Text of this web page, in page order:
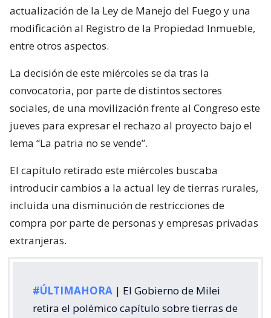
actualización de la Ley de Manejo del Fuego y una
modificación al Registro de la Propiedad Inmueble,
entre otros aspectos.
La decisión de este miércoles se da tras la
convocatoria, por parte de distintos sectores
sociales, de una movilización frente al Congreso este
jueves para expresar el rechazo al proyecto bajo el
lema “La patria no se vende”.
El capítulo retirado este miércoles buscaba
introducir cambios a la actual ley de tierras rurales,
incluida una disminución de restricciones de
compra por parte de personas y empresas privadas
extranjeras.
#ÚLTIMAHORA | El Gobierno de Milei
retira el polémico capítulo sobre tierras de